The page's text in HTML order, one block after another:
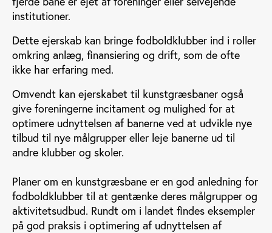
institutioner.
Dette ejerskab kan bringe fodboldklubber ind i roller
omkring anlæg, finansiering og drift, som de ofte
ikke har erfaring med.
Omvendt kan ejerskabet til kunstgræsbaner også
give foreningerne incitament og mulighed for at
optimere udnyttelsen af banerne ved at udvikle nye
tilbud til nye målgrupper eller leje banerne ud til
andre klubber og skoler.
Planer om en kunstgræsbane er en god anledning for
fodboldklubber til at gentænke deres målgrupper og
aktivitetsudbud. Rundt om i landet findes eksempler
på god praksis i optimering af udnyttelsen af